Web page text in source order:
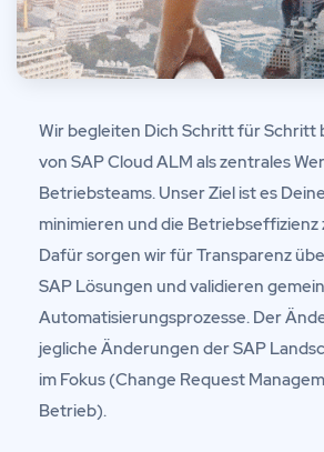
Wir begleiten Dich Schritt für Schritt
von SAP Cloud ALM als zentrales
Betriebsteams. Unser Ziel ist es
minimieren und die Betriebseffizienz
Dafür sorgen wir für Transparenz
SAP Lösungen und validieren
Automatisierungsprozesse. Der
jegliche Änderungen der SAP
im Fokus (Change Request
Betrieb).